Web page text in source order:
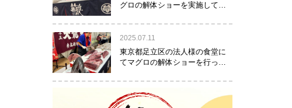
グロの解体ショーを実施して参
2025.07.11
東京都足立区の法人様の食堂に
てマグロの解体ショーを行って